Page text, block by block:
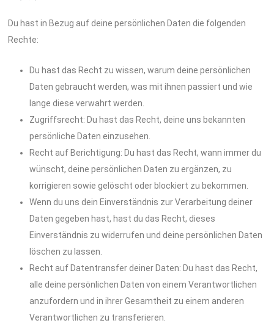
Du hast in Bezug auf deine persönlichen Daten die folgenden
Rechte:
Du hast das Recht zu wissen, warum deine persönlichen
Daten gebraucht werden, was mit ihnen passiert und wie
lange diese verwahrt werden.
Zugriffsrecht: Du hast das Recht, deine uns bekannten
persönliche Daten einzusehen.
Recht auf Berichtigung: Du hast das Recht, wann immer du
wünscht, deine persönlichen Daten zu ergänzen, zu
korrigieren sowie gelöscht oder blockiert zu bekommen.
Wenn du uns dein Einverständnis zur Verarbeitung deiner
Daten gegeben hast, hast du das Recht, dieses
Einverständnis zu widerrufen und deine persönlichen Daten
löschen zu lassen.
Recht auf Datentransfer deiner Daten: Du hast das Recht,
alle deine persönlichen Daten von einem Verantwortlichen
anzufordern und in ihrer Gesamtheit zu einem anderen
Verantwortlichen zu transferieren.